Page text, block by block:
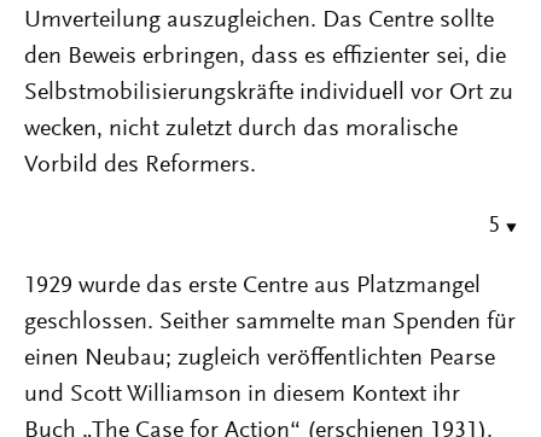
Umverteilung auszugleichen. Das Centre sollte
den Beweis erbringen, dass es effizienter sei, die
Selbstmobilisierungskräfte individuell vor Ort zu
wecken, nicht zuletzt durch das moralische
Vorbild des Reformers.
5
1929 wurde das erste Centre aus Platzmangel
geschlossen. Seither sammelte man Spenden für
einen Neubau; zugleich veröffentlichten Pearse
und Scott Williamson in diesem Kontext ihr
Buch „The Case for Action“ (erschienen 1931).